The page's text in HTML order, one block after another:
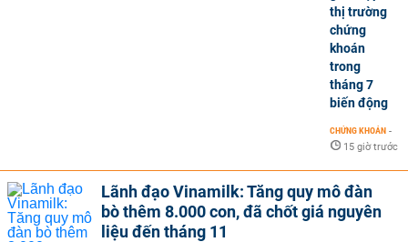
thị trường
chứng
khoán
trong
tháng 7
biến động
CHỨNG KHOÁN -
15 giờ trước
Lãnh đạo Vinamilk: Tăng quy mô đàn
bò thêm 8.000 con, đã chốt giá nguyên
liệu đến tháng 11